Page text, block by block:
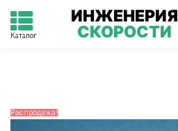
Каталог
ИНЖЕНЕРИЯ
СКОРОСТИ
Распродажа!